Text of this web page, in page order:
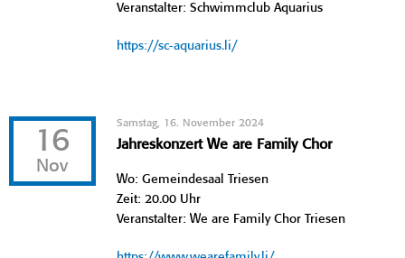
Veranstalter: Schwimmclub Aquarius
https://sc-aquarius.li/
16
Nov
Samstag, 16. November 2024
Jahreskonzert We are Family Chor
Wo: Gemeindesaal Triesen
Zeit: 20.00 Uhr
Veranstalter: We are Family Chor Triesen